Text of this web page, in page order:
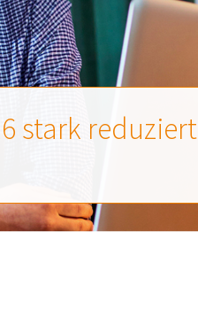
stark reduziert